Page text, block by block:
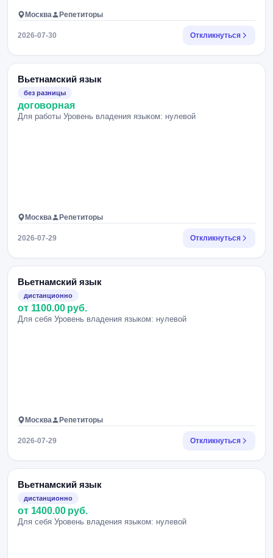
Москва Репетиторы
2026-07-30 Откликнуться
Вьетнамский язык
без разницы
договорная
Для работы Уровень владения языком: нулевой
Москва Репетиторы
2026-07-29 Откликнуться
Вьетнамский язык
дистанционно
от 1100.00 руб.
Для себя Уровень владения языком: нулевой
Москва Репетиторы
2026-07-29 Откликнуться
Вьетнамский язык
дистанционно
от 1400.00 руб.
Для себя Уровень владения языком: нулевой